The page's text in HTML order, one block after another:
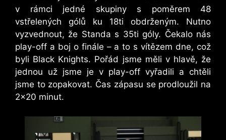
v rámci jedné skupiny s poměrem 48
vstřelených gólů ku 18ti obdrženým. Nutno
vyzvednout, že Standa s 35ti góly. Čekalo nás
play-off a boj o finále – a to s vítězem dne, což
byli Black Knights. Pořád jsme měli v hlavě, že
jednou už jsme je v play-off vyřadili a chtěli
jsme to zopakovat. Čas zápasu se prodloužil na
2×20 minut.